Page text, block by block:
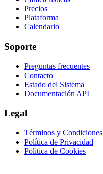
Precios
Plataforma
Calendario
Soporte
Preguntas frecuentes
Contacto
Estado del Sistema
Documentación API
Legal
Términos y Condiciones
Política de Privacidad
Política de Cookies